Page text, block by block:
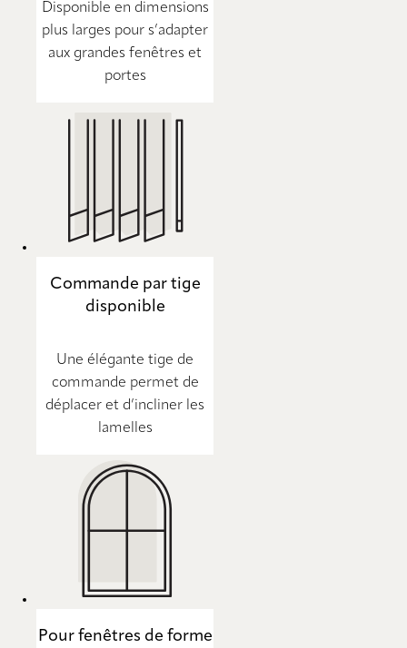
Disponible en dimensions
plus larges pour s’adapter
aux grandes fenêtres et
portes
Commande par tige
disponible
Une élégante tige de
commande permet de
déplacer et d’incliner les
lamelles
Pour fenêtres de forme